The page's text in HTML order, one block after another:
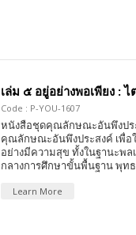
เล่ม ๕ อยู่อย่างพอเพียง :
Code : P-YOU-1607
หนังสือชุดคุณลักษณะอันพึงปร
คุณลักษณะอันพึงประสงค์ เพื่อ
อย่างมีความสุข ทั้งในฐานะพ
กลางการศึกษาขั้นพื้นฐาน พุท
Learn More